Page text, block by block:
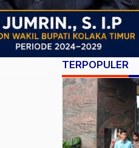
TERPOPULER